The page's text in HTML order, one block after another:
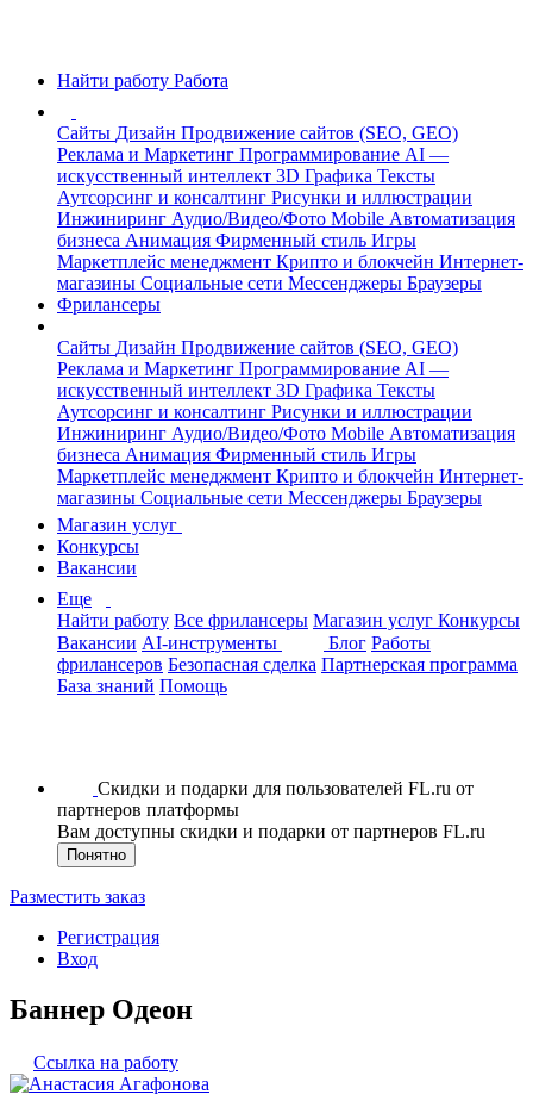
Найти работу Работа
Сайты Дизайн Продвижение сайтов (SEO, GEO)
Реклама и Маркетинг Программирование AI —
искусственный интеллект 3D Графика Тексты
Аутсорсинг и консалтинг Рисунки и иллюстрации
Инжиниринг Аудио/Видео/Фото Mobile Автоматизация
бизнеса Анимация Фирменный стиль Игры
Маркетплейс менеджмент Крипто и блокчейн Интернет-
магазины Социальные сети Мессенджеры Браузеры
Фрилансеры
Сайты Дизайн Продвижение сайтов (SEO, GEO)
Реклама и Маркетинг Программирование AI —
искусственный интеллект 3D Графика Тексты
Аутсорсинг и консалтинг Рисунки и иллюстрации
Инжиниринг Аудио/Видео/Фото Mobile Автоматизация
бизнеса Анимация Фирменный стиль Игры
Маркетплейс менеджмент Крипто и блокчейн Интернет-
магазины Социальные сети Мессенджеры Браузеры
Магазин услуг
Конкурсы
Вакансии
Еще
Найти работу Все фрилансеры Магазин услуг Конкурсы
Вакансии AI-инструменты Блог Работы
фрилансеров Безопасная сделка Партнерская программа
База знаний Помощь
Скидки и подарки для пользователей FL.ru от
партнеров платформы
Вам доступны скидки и подарки от партнеров FL.ru
Понятно
Разместить заказ
Регистрация
Вход
Баннер Одеон
Ссылка на работу